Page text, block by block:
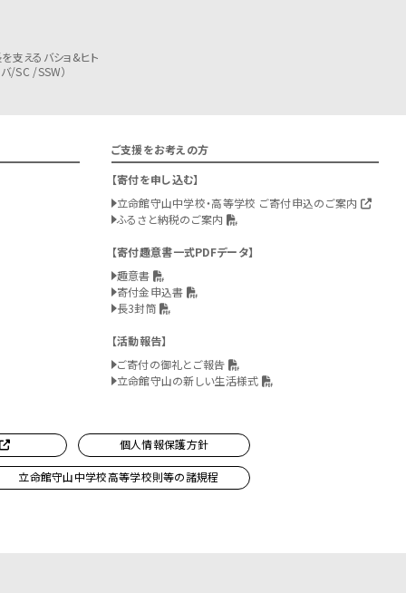
支えるバショ&ヒト
/SC /SSW）
ご支援をお考えの方
寄付を申し込む
立命館守山中学校・高等学校 ご寄付申込のご案内
ふるさと納税のご案内
寄付趣意書一式PDFデータ
趣意書
寄付金申込書
長3封筒
活動報告
ご寄付の御礼とご報告
立命館守山の新しい生活様式
個人情報保護方針
立命館守山中学校高等学校則等の諸規程